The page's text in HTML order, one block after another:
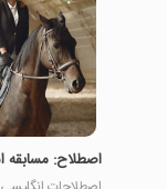
اصطلاح: مسابقه